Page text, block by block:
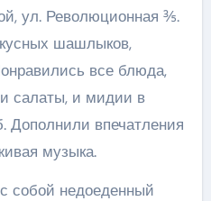
ул. Революционная ⅗.
шашлыков,
все блюда,
салаты, и мидии в
Дополнили впечатления
музыка.
собой недоеденный